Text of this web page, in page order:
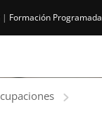
| Formación Programada